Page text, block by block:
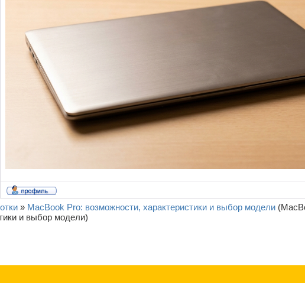
» MacBook Pro: возможности, характеристики и выбор модели
и выбор модели)